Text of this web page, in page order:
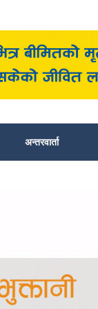
अन्तरवार्ता